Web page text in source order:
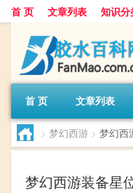
首 页 文章列表 知识分
首 页 文章列表
> 梦幻西游 > 梦幻西
梦幻西游装备星